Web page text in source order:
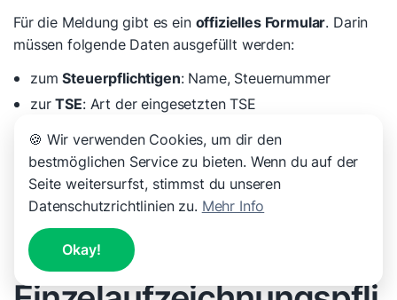
Für die Meldung gibt es ein offizielles Formular. Darin
müssen folgende Daten ausgefüllt werden:
zumSteuerpflichtigen: Name, Steuernummer
zurTSE: Art der eingesetzten TSE
zurKasse
: Art, Anzahl, Seriennummer, bei
Inbetriebnahme das Anschaffungsdatum bzw bei
Außerbetriebnahme das Datum der
Außerbetriebnahme
🍪 Wir verwenden Cookies, um dir den
bestmöglichen Service zu bieten. Wenn du auf der
Seite weitersurfst, stimmst du unseren
Datenschutzrichtlinien zu. Mehr Info
Okay!